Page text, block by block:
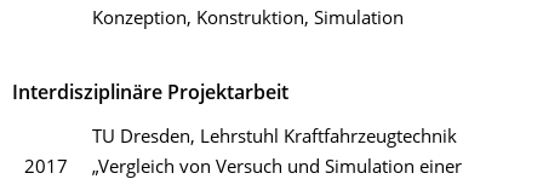
Konzeption, Konstruktion, Simulation
Interdisziplinäre Projektarbeit
2017
TU Dresden, Lehrstuhl Kraftfahrzeugtechnik
„Vergleich von Versuch und Simulation einer